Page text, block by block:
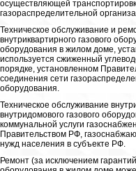
осуществляющей
газораспределительной
Техническое обслуживание и
внутриквартирного газового
оборудования в жилом доме,
используется сжиженный
порядке, установленном
соединения сети
оборудования.
Техническое обслуживание
внутридомового газового
коммунальной услуги
Правительством РФ,
нужд населения в субъекте РФ.
Ремонт (за исключением